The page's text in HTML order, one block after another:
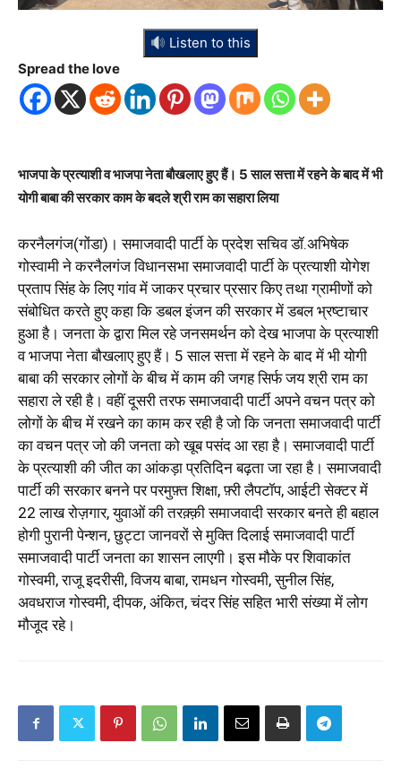
Listen to this
Spread the love
भाजपा के प्रत्याशी व भाजपा नेता बौखलाए हुए हैं। 5 साल सत्ता में रहने के बाद में भी
योगी बाबा की सरकार काम के बदले श्री राम का सहारा लिया
करनैलगंज(गोंडा)। समाजवादी पार्टी के प्रदेश सचिव डॉ.अभिषेक
गोस्वामी ने करनैलगंज विधानसभा समाजवादी पार्टी के प्रत्याशी योगेश
प्रताप सिंह के लिए गांव में जाकर प्रचार प्रसार किए तथा ग्रामीणों को
संबोधित करते हुए कहा कि डबल इंजन की सरकार में डबल भ्रष्टाचार
हुआ है। जनता के द्वारा मिल रहे जनसमर्थन को देख भाजपा के प्रत्याशी
व भाजपा नेता बौखलाए हुए हैं। 5 साल सत्ता में रहने के बाद में भी योगी
बाबा की सरकार लोगों के बीच में काम की जगह सिर्फ जय श्री राम का
सहारा ले रही है। वहीं दूसरी तरफ समाजवादी पार्टी अपने वचन पत्र को
लोगों के बीच में रखने का काम कर रही है जो कि जनता समाजवादी पार्टी
का वचन पत्र जो की जनता को खूब पसंद आ रहा है। समाजवादी पार्टी
के प्रत्याशी की जीत का आंकड़ा प्रतिदिन बढ़ता जा रहा है। समाजवादी
पार्टी की सरकार बनने पर परमुफ़्त शिक्षा, फ़्री लैपटॉप, आईटी सेक्टर में
22 लाख रोज़गार, युवाओं की तरक़्क़ी समाजवादी सरकार बनते ही बहाल
होगी पुरानी पेन्शन, छुट्टा जानवरों से मुक्ति दिलाई समाजवादी पार्टी
समाजवादी पार्टी जनता का शासन लाएगी। इस मौके पर शिवाकांत
गोस्वमी, राजू इदरीसी, विजय बाबा, रामधन गोस्वमी, सुनील सिंह,
अवधराज गोस्वमी, दीपक, अंकित, चंदर सिंह सहित भारी संख्या में लोग
मौजूद रहे।